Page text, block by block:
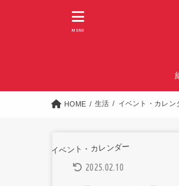
MENU
HOME 生活 イベント・カレン
イベント・カレンダー
2025.02.10